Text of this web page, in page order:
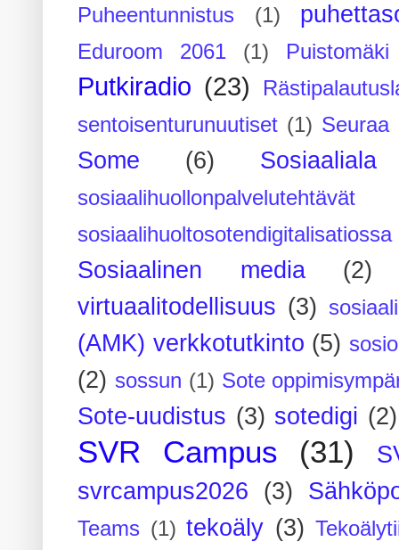
Puheentunnistus
(1)
Eduroom 2061 (1)
Putkiradio (23)
sentoisenturunuutiset (1) Seuraa
Some (6) Sosiaaliala
sosiaalihuollonpalvelutehtävät
sosiaalihuoltosotendigitalisatiossa
Sosiaalinen media
(2)
virtuaalitodellisuus (3)
(AMK) verkkotutkinto (5)
(2) sossun (1) Sote
Sote-uudistus (3) sotedigi (2)
SVR Campus (31)
svrcampus2026
(3)
Teams (1) tekoäly (3)